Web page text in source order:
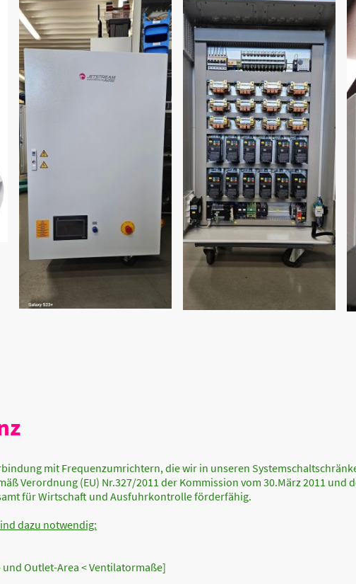
mit Frequenzumrichtern, die wir in unseren
Verordnung (EU) Nr.327/2011 der Kommission vom 30.März 2011 und
für Wirtschaft und Ausfuhrkontrolle förderfähig.
dazu notwendig:
Outlet-Area < Ventilatormaße]